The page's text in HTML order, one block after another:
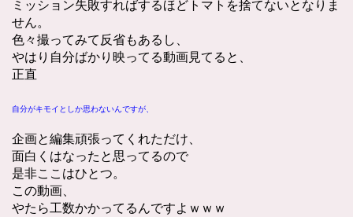
ミッション失敗すればするほどトマトを捨てないとなりま
せん。
色々撮ってみて反省もあるし、
やはり自分ばかり映ってる動画見てると、
正直
自分がキモイとしか思わないんですが、
企画と編集頑張ってくれただけ、
面白くはなったと思ってるので
是非ここはひとつ。
この動画、
やたら工数かかってるんですよｗｗｗ